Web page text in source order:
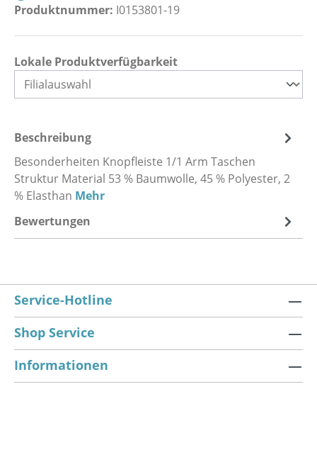
Produktnummer: I0153801-19
Lokale Produktverfügbarkeit
Beschreibung
Besonderheiten Knopfleiste 1/1 Arm Taschen
Struktur Material 53 % Baumwolle, 45 % Polyester, 2
% Elasthan Mehr
Bewertungen
Service-Hotline
Shop Service
Informationen